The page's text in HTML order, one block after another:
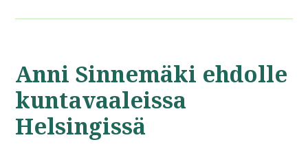
Anni Sinnemäki ehdolle
kuntavaaleissa
Helsingissä